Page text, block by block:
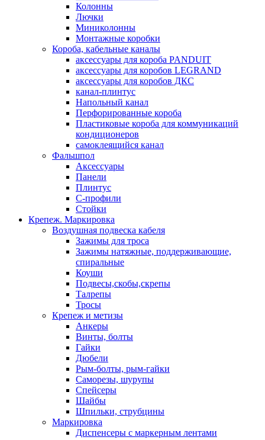
Колонны
Лючки
Миниколонны
Монтажные коробки
Короба, кабельные каналы
аксессуары для короба PANDUIT
аксессуары для коробов LEGRAND
аксессуары для коробов ДКС
канал-плинтус
Напольный канал
Перфорированные короба
Пластиковые короба для коммуникаций
кондиционеров
самоклеящийся канал
Фальшпол
Аксессуары
Панели
Плинтус
С-профили
Стойки
Крепеж. Маркировка
Воздушная подвеска кабеля
Зажимы для троса
Зажимы натяжные, поддерживающие,
спиральные
Коуши
Подвесы,скобы,скрепы
Талрепы
Тросы
Крепеж и метизы
Анкеры
Винты, болты
Гайки
Дюбели
Рым-болты, рым-гайки
Саморезы, шурупы
Спейсеры
Шайбы
Шпильки, струбцины
Маркировка
Диспенсеры с маркерным лентами